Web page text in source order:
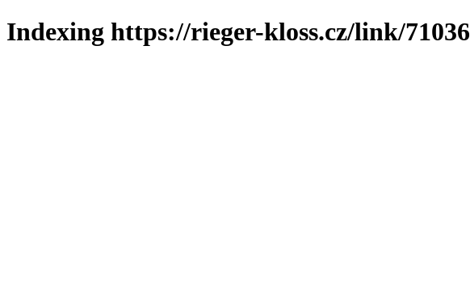
Indexing https://rieger-kloss.cz/link/71036